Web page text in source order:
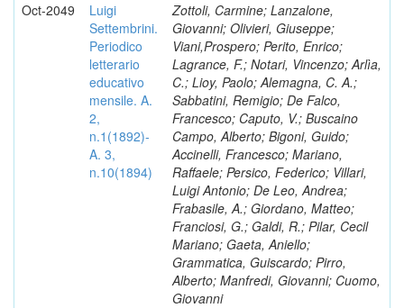
Oct-2049
Luigi
Settembrini.
Periodico
letterario
educativo
mensile. A.
2,
n.1(1892)-
A. 3,
n.10(1894)
Zottoli, Carmine; Lanzalone,
Giovanni; Olivieri, Giuseppe;
Viani,Prospero; Perito, Enrico;
Lagrance, F.; Notari, Vincenzo; Arlìa,
C.; Lioy, Paolo; Alemagna, C. A.;
Sabbatini, Remigio; De Falco,
Francesco; Caputo, V.; Buscaino
Campo, Alberto; Bigoni, Guido;
Accinelli, Francesco; Mariano,
Raffaele; Persico, Federico; Villari,
Luigi Antonio; De Leo, Andrea;
Frabasile, A.; Giordano, Matteo;
Franciosi, G.; Galdi, R.; Pilar, Cecil
Mariano; Gaeta, Aniello;
Grammatica, Guiscardo; Pirro,
Alberto; Manfredi, Giovanni; Cuomo,
Giovanni